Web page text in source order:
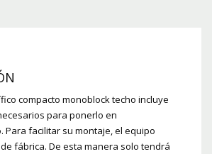
compacto monoblock techo incluye
para ponerlo en
Para facilitar su montaje, el equipo
fábrica. De esta manera solo tendrá